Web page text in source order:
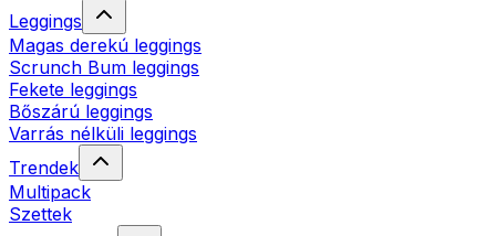
Leggings
Magas derekú leggings
Scrunch Bum leggings
Fekete leggings
Bőszárú leggings
Varrás nélküli leggings
Trendek
Multipack
Szettek